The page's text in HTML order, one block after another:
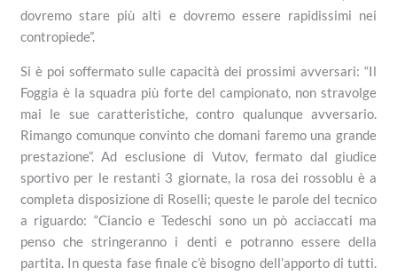
dovremo stare più alti e dovremo essere rapidissimi nei
contropiede”.
Si è poi soffermato sulle capacità dei prossimi avversari: “Il
Foggia è la squadra più forte del campionato, non stravolge
mai le sue caratteristiche, contro qualunque avversario.
Rimango comunque convinto che domani faremo una grande
prestazione”. Ad esclusione di Vutov, fermato dal giudice
sportivo per le restanti 3 giornate, la rosa dei rossoblu è a
completa disposizione di Roselli; queste le parole del tecnico
a riguardo: “Ciancio e Tedeschi sono un pò acciaccati ma
penso che stringeranno i denti e potranno essere della
partita. In questa fase finale c’è bisogno dell’apporto di tutti.